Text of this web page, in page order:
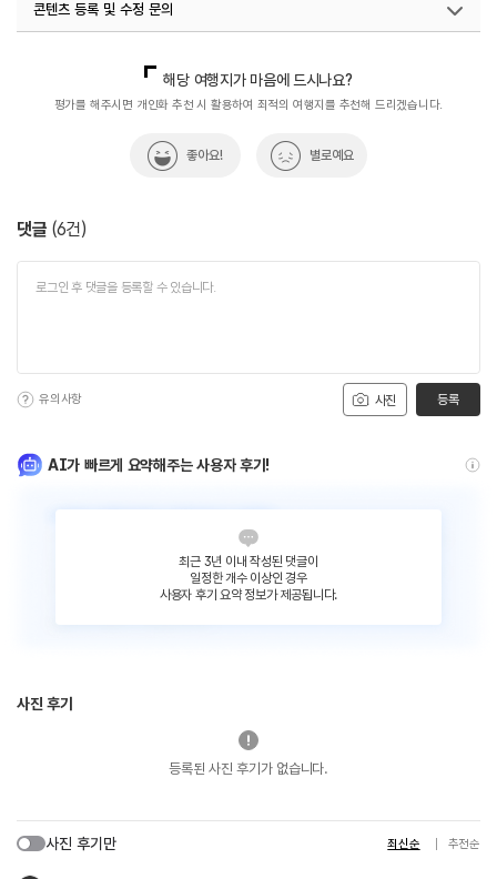
콘텐츠 등록 및 수정 문의
열린관광콘텐츠팀(열린관광-모두의여행)
033-738-3425
해당 여행지가 마음에 드시나요?
평가를 해주시면 개인화 추천 시 활용하여 최적의 여행지를 추천해 드리겠습니다.
좋아요! 별로예요
댓글 (6건)
사진
유의사항 등록
AI가 빠르게 요약해주는 사용자 후기!
최근 3년 이내 작성된 댓글이
일정한 개수 이상인 경우
사용자 후기 요약 정보가 제공됩니다.
사진 후기
등록된 사진 후기가 없습니다.
사진 후기만 최신순 추천순